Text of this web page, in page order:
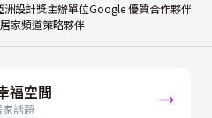
洲設計獎主辦單位Google 優質合作夥伴
家頻道策略夥伴
福空間
話題